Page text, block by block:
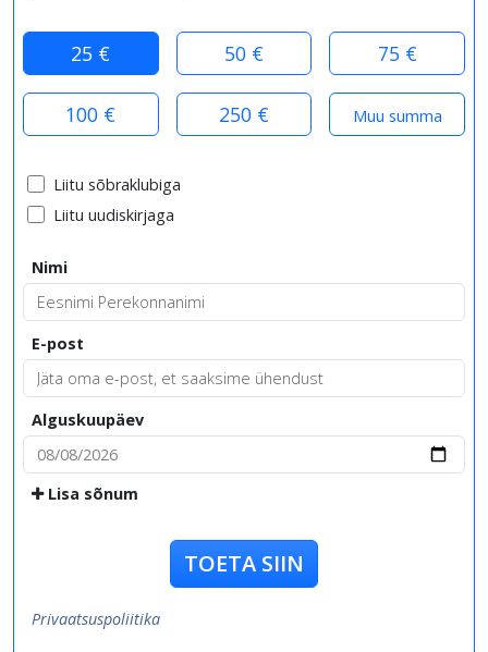
25 € 50 € 75 €
100 € 250 €
Liitu sõbraklubiga
Liitu uudiskirjaga
Nimi
E-post
Alguskuupäev
Lisa sõnum
TOETA SIIN
Privaatsuspoliitika